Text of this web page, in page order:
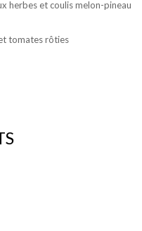
herbes et coulis melon-pineau
tomates rôties